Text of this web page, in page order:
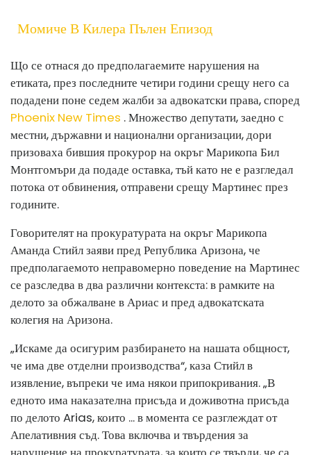
Момиче В Килера Пълен Епизод
Що се отнася до предполагаемите нарушения на
етиката, през последните четири години срещу него са
подадени поне седем жалби за адвокатски права, според
Phoenix New Times . Множество депутати, заедно с
местни, държавни и национални организации, дори
призоваха бившия прокурор на окръг Марикопа Бил
Монтгомъри да подаде оставка, тъй като не е разгледал
потока от обвинения, отправени срещу Мартинес през
годините.
Говорителят на прокуратурата на окръг Марикопа
Аманда Стийл заяви пред Република Аризона, че
предполагаемото неправомерно поведение на Мартинес
се разследва в два различни контекста: в рамките на
делото за обжалване в Ариас и пред адвокатската
колегия на Аризона.
„Искаме да осигурим разбирането на нашата общност,
че има две отделни производства“, каза Стийл в
изявление, въпреки че има някои припокривания. „В
едното има наказателна присъда и доживотна присъда
по делото Arias, които ... в момента се разглеждат от
Апелативния съд. Това включва и твърдения за